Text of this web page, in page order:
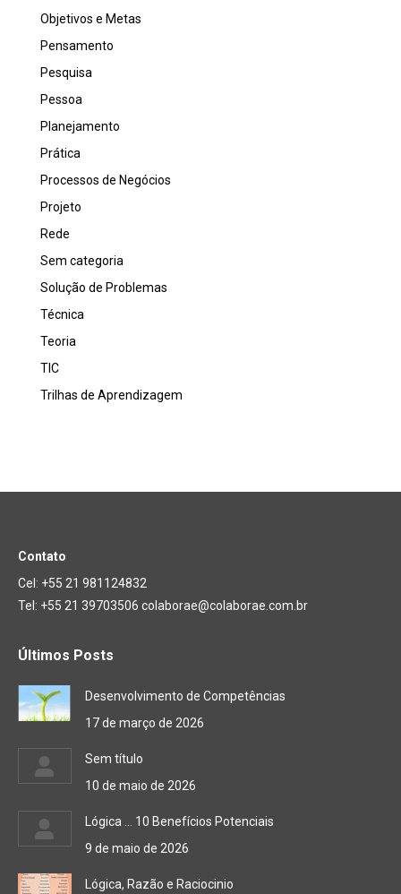
Objetivos e Metas
Pensamento
Pesquisa
Pessoa
Planejamento
Prática
Processos de Negócios
Projeto
Rede
Sem categoria
Solução de Problemas
Técnica
Teoria
TIC
Trilhas de Aprendizagem
Contato
Cel: +55 21 981124832
Tel: +55 21 39703506 colaborae@colaborae.com.br
Últimos Posts
Desenvolvimento de Competências
17 de março de 2026
Sem título
10 de maio de 2026
Lógica … 10 Benefícios Potenciais
9 de maio de 2026
Lógica, Razão e Raciocinio